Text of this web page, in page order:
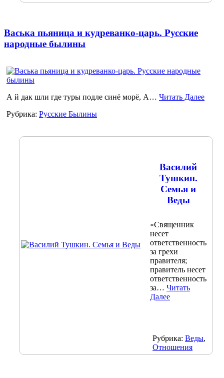
Васька пьяница и кудреванко-царь. Русские
народные былины
А й дак шли где туры подле синё морё, А… Читать Далее
Рубрика: Русские Былины
Василий
Тушкин.
Семья и
Веды
«Священник
несет
ответственность
за грехи
правителя;
правитель несет
ответственность
за… Читать
Далее
Рубрика: Веды,
Отношения